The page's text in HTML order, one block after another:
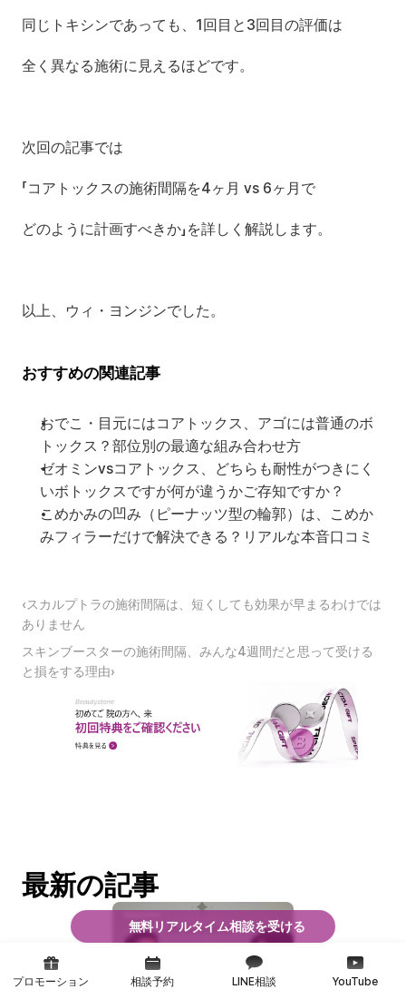
同じトキシンであっても、1回目と3回目の評価は
全く異なる施術に見えるほどです。
次回の記事では
「コアトックスの施術間隔を4ヶ月 vs 6ヶ月で
どのように計画すべきか」を詳しく解説します。
以上、ウィ・ヨンジンでした。
おすすめの関連記事
おでこ・目元にはコアトックス、アゴには普通のボ
トックス？部位別の最適な組み合わせ方
ゼオミンvsコアトックス、どちらも耐性がつきにく
いボトックスですが何が違うかご存知ですか？
こめかみの凹み（ピーナッツ型の輪郭）は、こめか
みフィラーだけで解決できる？リアルな本音口コミ
‹スカルプトラの施術間隔は、短くしても効果が早まるわけでは
ありません
スキンブースターの施術間隔、みんな4週間だと思って受ける
と損をする理由›
最新の記事
プロモーション 相談予約 LINE相談 YouTube
無料リアルタイム相談を受ける